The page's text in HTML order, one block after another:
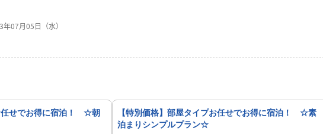
水資源・エネルギー・自然環境・食・伝統と歴史・多様
し、一定の水準を満たす国内宿泊施設にバッジが付与され
。
年07月05日（水）
任せでお得に宿泊！ ☆朝
【特別価格】部屋タイプお任せでお得に宿泊！ ☆素
泊まりシンプルプラン☆